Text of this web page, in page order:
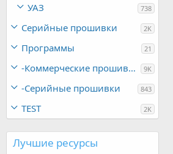
УАЗ 738
Серийные прошивки 2K
Программы 21
-Коммерческие прошивки 9K
-Серийные прошивки 843
TEST 2K
Лучшие ресурсы